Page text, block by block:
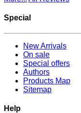
Special
New Arrivals
On sale
Special offers
Authors
Products Map
Sitemap
Help